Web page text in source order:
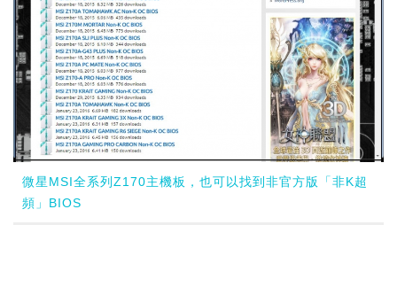
微星MSI全系列Z170主機板，也可以找到非官方版「非K超
頻」BIOS